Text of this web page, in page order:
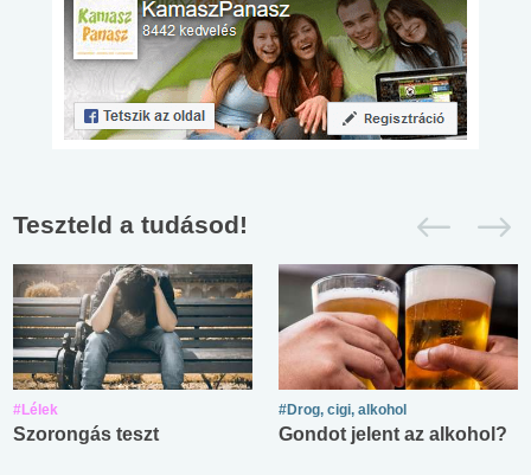
Teszteld a tudásod!
#Lélek
Szorongás teszt
#Drog, cigi, alkohol
Gondot jelent az alkohol?